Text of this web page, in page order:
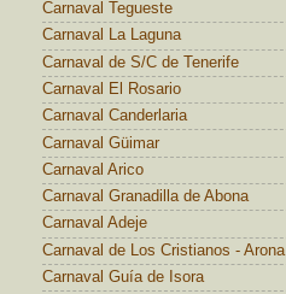
Carnaval Tegueste
Carnaval La Laguna
Carnaval de S/C de Tenerife
Carnaval El Rosario
Carnaval Canderlaria
Carnaval Güimar
Carnaval Arico
Carnaval Granadilla de Abona
Carnaval Adeje
Carnaval de Los Cristianos - Arona
Carnaval Guía de Isora